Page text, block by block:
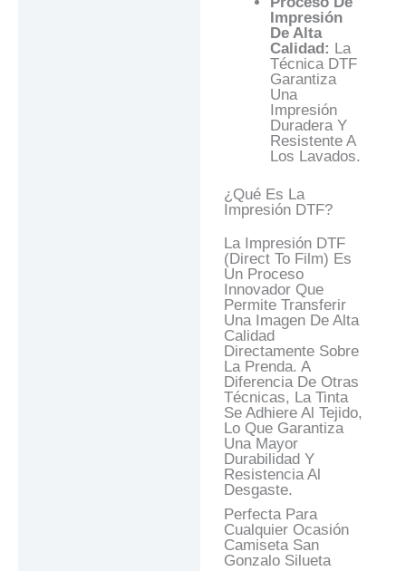
Impresión
De Alta
Calidad: La
Técnica DTF
Garantiza
Una
Impresión
Duradera Y
Resistente A
Los Lavados.
¿Qué Es La
Impresión DTF?
La Impresión DTF
(Direct To Film) Es
Un Proceso
Innovador Que
Permite Transferir
Una Imagen De Alta
Calidad
Directamente Sobre
La Prenda. A
Diferencia De Otras
Técnicas, La Tinta
Se Adhiere Al Tejido,
Lo Que Garantiza
Una Mayor
Durabilidad Y
Resistencia Al
Desgaste.
Perfecta Para
Cualquier Ocasión
Camiseta San
Gonzalo Silueta